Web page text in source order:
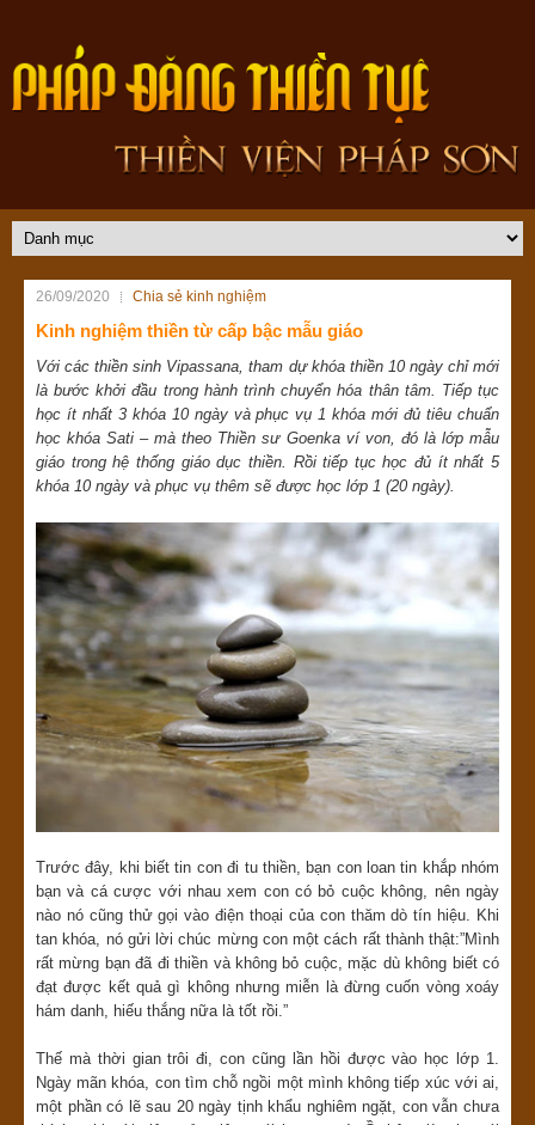
26/09/2020 Chia sẻ kinh nghiệm
Kinh nghiệm thiền từ cấp bậc mẫu giáo
Với các thiền sinh Vipassana, tham dự khóa thiền 10 ngày chỉ mới
là bước khởi đầu trong hành trình chuyển hóa thân tâm. Tiếp tục
học ít nhất 3 khóa 10 ngày và phục vụ 1 khóa mới đủ tiêu chuẩn
học khóa Sati – mà theo Thiền sư Goenka ví von, đó là lớp mẫu
giáo trong hệ thống giáo dục thiền. Rồi tiếp tục học đủ ít nhất 5
khóa 10 ngày và phục vụ thêm sẽ được học lớp 1 (20 ngày).
Trước đây, khi biết tin con đi tu thiền, bạn con loan tin khắp nhóm
bạn và cá cược với nhau xem con có bỏ cuộc không, nên ngày
nào nó cũng thử gọi vào điện thoại của con thăm dò tín hiệu. Khi
tan khóa, nó gửi lời chúc mừng con một cách rất thành thật:”Mình
rất mừng bạn đã đi thiền và không bỏ cuộc, mặc dù không biết có
đạt được kết quả gì không nhưng miễn là đừng cuốn vòng xoáy
hám danh, hiếu thắng nữa là tốt rồi.”
Thế mà thời gian trôi đi, con cũng lần hồi được vào học lớp 1.
Ngày mãn khóa, con tìm chỗ ngồi một mình không tiếp xúc với ai,
một phần có lẽ sau 20 ngày tịnh khẩu nghiêm ngặt, con vẫn chưa